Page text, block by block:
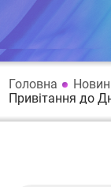
Головна
Привітання до